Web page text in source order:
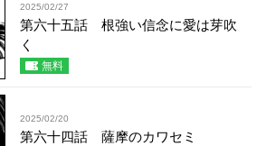
2025/02/27
第六十五話 根強い信念に愛は芽吹
く
無料
2025/02/20
第六十四話 薩摩のカワセミ